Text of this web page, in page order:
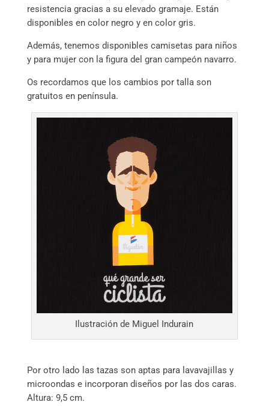
resistencia gracias a su elevado gramaje. Están
disponibles en color negro y en color gris.
Además, tenemos disponibles camisetas para niños
y para mujer con la figura del gran campeón navarro.
Os recordamos que los cambios por talla son
gratuitos en península.
Ilustración de Miguel Indurain
Por otro lado las tazas son aptas para lavavajillas y
microondas e incorporan diseños por las dos caras.
Altura: 9,5 cm.